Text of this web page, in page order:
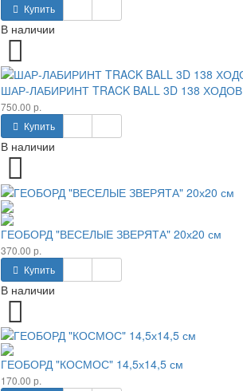
Купить
В наличии
ШАР-ЛАБИРИНТ TRACK BALL 3D 138 ХОДОВ
750.00 р.
Купить
В наличии
ГЕОБОРД "ВЕСЕЛЫЕ ЗВЕРЯТА" 20х20 см
370.00 р.
Купить
В наличии
ГЕОБОРД "КОСМОС" 14,5х14,5 см
170.00 р.